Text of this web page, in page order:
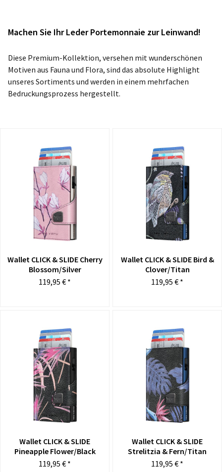
Machen Sie Ihr Leder Portemonnaie zur Leinwand!
Diese Premium-Kollektion, versehen mit wunderschönen
Motiven aus Fauna und Flora, sind das absolute Highlight
unseres Sortiments und werden in einem mehrfachen
Bedruckungsprozess hergestellt.
Wallet CLICK & SLIDE Cherry
Blossom/Silver
119,95 € *
Wallet CLICK & SLIDE Bird &
Clover/Titan
119,95 € *
Wallet CLICK & SLIDE
Pineapple Flower/Black
119,95 € *
Wallet CLICK & SLIDE
Strelitzia & Fern/Titan
119,95 € *